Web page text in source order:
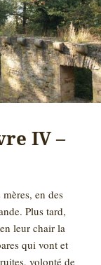
IV –
en des
Plus tard,
leur chair la
qui vont et
volonté de